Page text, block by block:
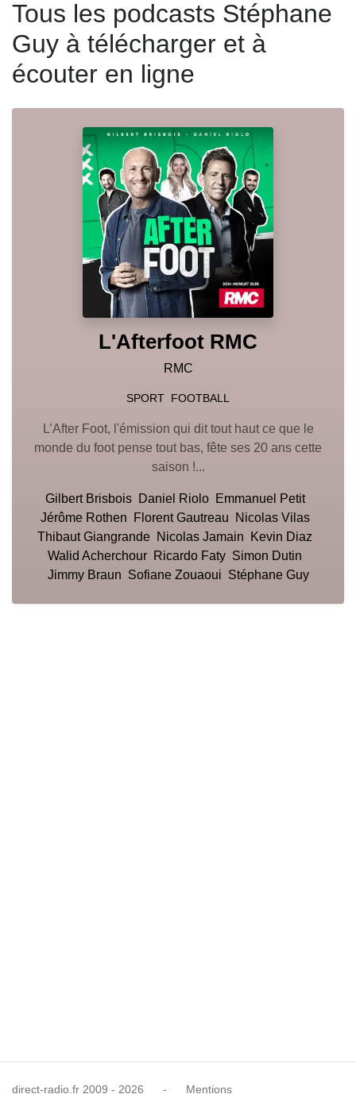
Tous les podcasts Stéphane
Guy à télécharger et à
écouter en ligne
L'Afterfoot RMC
RMC
SPORT FOOTBALL
L’After Foot, l'émission qui dit tout haut ce que le
monde du foot pense tout bas, fête ses 20 ans cette
saison !...
Gilbert Brisbois Daniel Riolo
Emmanuel Petit
Jérôme Rothen
Florent Gautreau
Nicolas Vilas
Thibaut Giangrande Nicolas Jamain
Kevin Diaz
Walid Acherchour Ricardo Faty Simon Dutin
Jimmy Braun Sofiane Zouaoui Stéphane Guy
direct-radio.fr 2009 - 2026 - Mentions